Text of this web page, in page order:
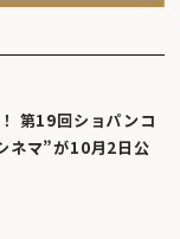
第19回ショパンコ
ネマ”が10月2日公